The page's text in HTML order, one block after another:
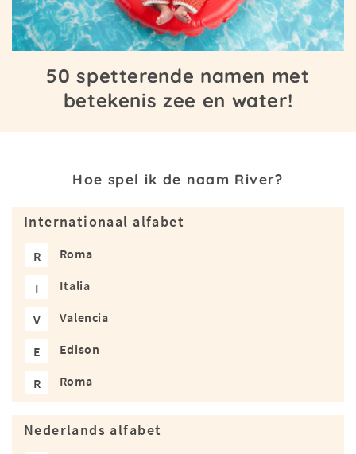
50 spetterende namen met
betekenis zee en water!
Hoe spel ik de naam River?
Internationaal alfabet
R Roma
I Italia
V Valencia
E Edison
R Roma
Nederlands alfabet